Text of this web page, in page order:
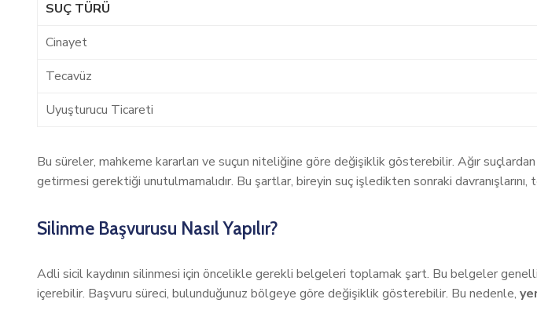
SUÇ TÜRÜ
Cinayet
Tecavüz
Uyuşturucu Ticareti
Bu süreler, mahkeme kararları ve suçun niteliğine göre değişiklik gösterebilir. Ağır
getirmesi gerektiği unutulmamalıdır. Bu şartlar, bireyin suç işledikten sonraki
Silinme Başvurusu Nasıl Yapılır?
Adli sicil kaydının silinmesi için öncelikle gerekli belgeleri toplamak şart. Bu belgeler
içerebilir. Başvuru süreci, bulunduğunuz bölgeye göre değişiklik gösterebilir. Bu nedenle,